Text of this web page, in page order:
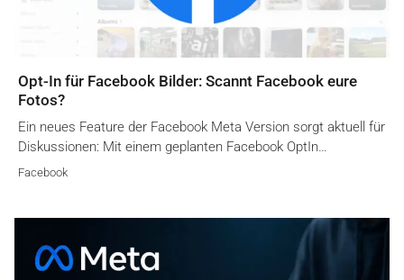
Opt-In für Facebook Bilder: Scannt Facebook eure
Fotos?
Ein neues Feature der Facebook Meta Version sorgt aktuell für
Diskussionen: Mit einem geplanten Facebook OptIn…
Facebook